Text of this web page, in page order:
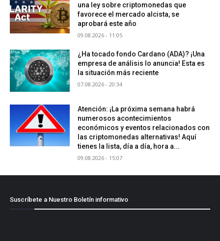
una ley sobre criptomonedas que
favorece el mercado alcista, se
aprobará este año
09.08.2026 - 11:05
¿Ha tocado fondo Cardano (ADA)? ¡Una
empresa de análisis lo anuncia! Esta es
la situación más reciente
07.08.2026 - 20:34
Atención: ¡La próxima semana habrá
numerosos acontecimientos
económicos y eventos relacionados con
las criptomonedas alternativas! Aquí
tienes la lista, día a día, hora a...
09.08.2026 - 15:07
Suscríbete a Nuestro Boletín informativo